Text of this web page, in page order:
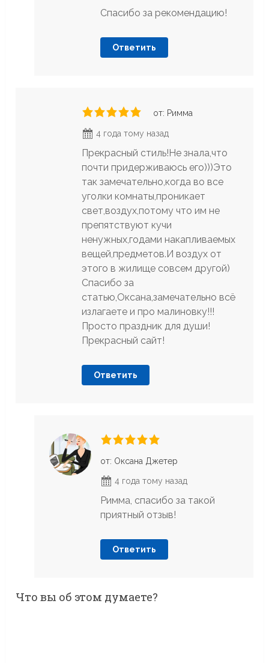
Спасибо за рекомендацию!
Ответить
от: Римма
4 года тому назад
Прекрасный стиль!Не знала,что
почти придерживаюсь его)))Это
так замечательно,когда во все
уголки комнаты,проникает
свет,воздух,потому что им не
препятствуют кучи
ненужных,годами накапливаемых
вещей,предметов.И воздух от
этого в жилище совсем другой)
Спасибо за
статью,Оксана,замечательно всё
излагаете и про малиновку!!!
Просто праздник для души!
Прекрасный сайт!
Ответить
от: Оксана Джетер
4 года тому назад
Римма, спасибо за такой
приятный отзыв!
Ответить
Что вы об этом думаете?